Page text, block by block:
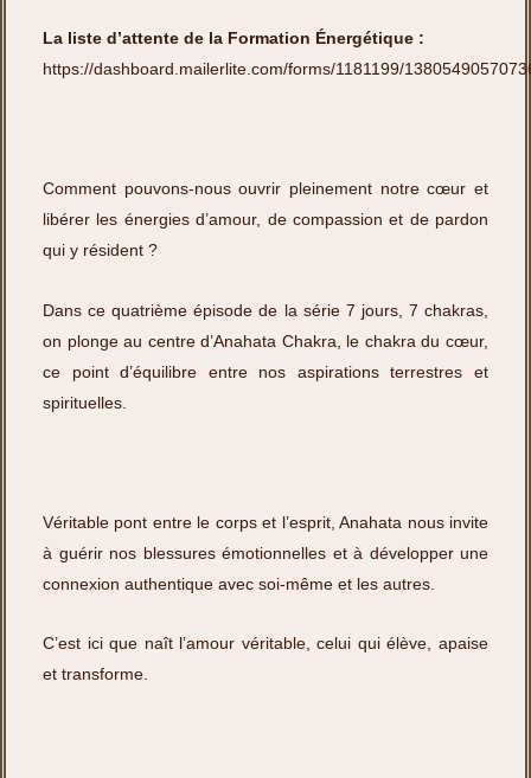
La liste d’attente de la Formation Énergétique :
https://dashboard.mailerlite.com/forms/1181199/
Comment pouvons-nous ouvrir pleinement notre cœur et
libérer les énergies d’amour, de compassion et de pardon
qui y résident ?
Dans ce quatrième épisode de la série 7 jours, 7 chakras,
on plonge au centre d’Anahata Chakra, le chakra du cœur,
ce point d’équilibre entre nos aspirations terrestres et
spirituelles.
Véritable pont entre le corps et l’esprit, Anahata nous invite
à guérir nos blessures émotionnelles et à développer une
connexion authentique avec soi-même et les autres.
C’est ici que naît l’amour véritable, celui qui élève, apaise
et transforme.